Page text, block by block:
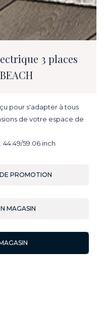
3 places
pour s'adapter à tous
de votre espace de
44.49/59.06 inch
PROMOTION
MAGASIN